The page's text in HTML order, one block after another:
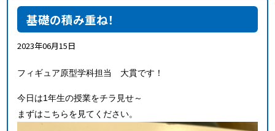
基礎の積み重ね！
2023年06月15日
フィギュア原型学科担当 大貫です！
今日は1年生の授業をチラ見せ～
まずはこちらを見てください。